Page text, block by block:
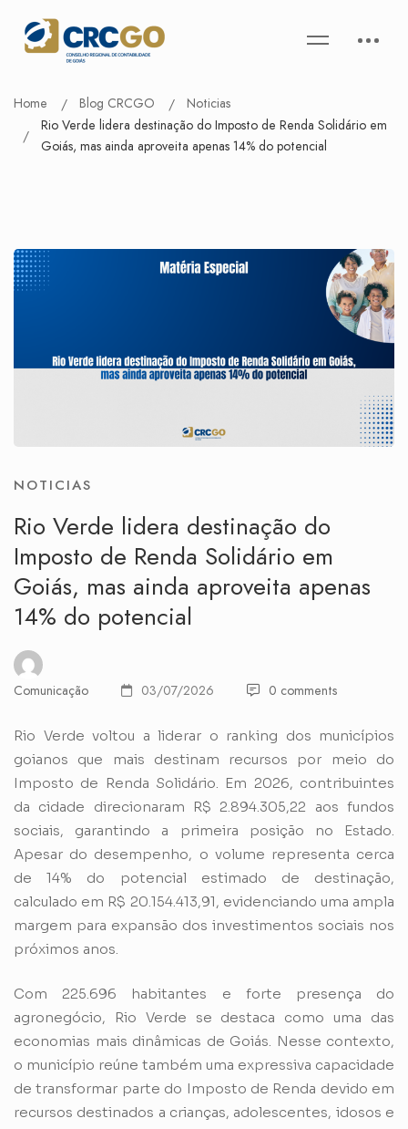
Home Blog CRCGO
Noticias
Rio Verde lidera destinação do Imposto de Renda Solidário em
Goiás, mas ainda aproveita apenas 14% do potencial
NOTICIAS
Rio Verde lidera destinação do
Imposto de Renda Solidário em
Goiás, mas ainda aproveita apenas
14% do potencial
Comunicação 03/07/2026 0 comments
Rio Verde voltou a liderar o ranking dos municípios
goianos que mais destinam recursos por meio do
Imposto de Renda Solidário. Em 2026, contribuintes
da cidade direcionaram R$ 2.894.305,22 aos fundos
sociais, garantindo a primeira posição no Estado.
Apesar do desempenho, o volume representa cerca
de 14% do potencial estimado de destinação,
calculado em R$ 20.154.413,91, evidenciando uma ampla
margem para expansão dos investimentos sociais nos
próximos anos.
Com 225.696 habitantes e forte presença do
agronegócio, Rio Verde se destaca como uma das
economias mais dinâmicas de Goiás. Nesse contexto,
o município reúne também uma expressiva capacidade
de transformar parte do Imposto de Renda devido em
recursos destinados a crianças, adolescentes, idosos e